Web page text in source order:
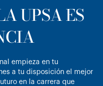
UPSA ES
empieza en tu
a tu disposición el mejor
en la carrera que